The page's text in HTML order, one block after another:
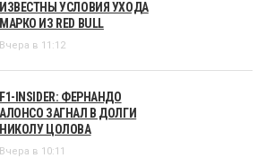
ИЗВЕСТНЫ УСЛОВИЯ УХОДА
МАРКО ИЗ RED BULL
Вчера в 11:12
F1-INSIDER: ФЕРНАНДО
АЛОНСО ЗАГНАЛ В ДОЛГИ
НИКОЛУ ЦОЛОВА
Вчера в 10:11